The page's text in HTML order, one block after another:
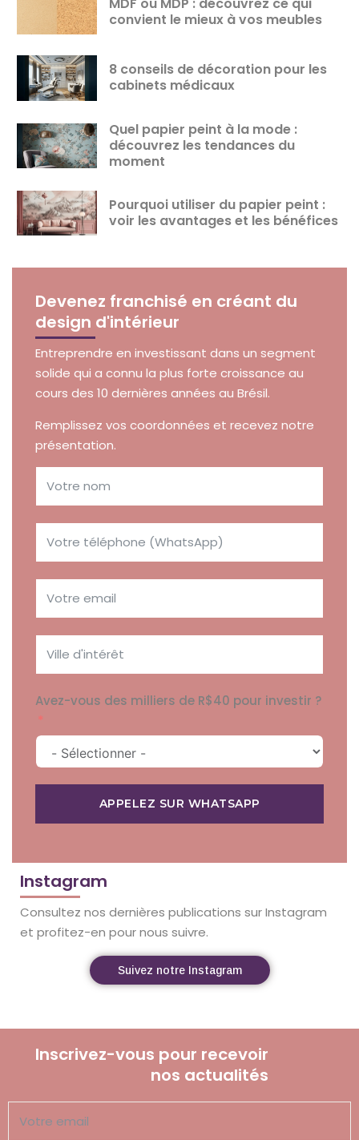
Devenez franchisé en créant du
design d'intérieur
Entreprendre en investissant dans un segment
solide qui a connu la plus forte croissance au
cours des 10 dernières années au Brésil.
Remplissez vos coordonnées et recevez notre
présentation.
Avez-vous des milliers de R$40 pour investir ?
APPELEZ SUR WHATSAPP
Instagram
Consultez nos dernières publications sur Instagram
et profitez-en pour nous suivre.
Suivez notre Instagram
convient le mieux à vos meubles
8 conseils de décoration pour les
cabinets médicaux
Quel papier peint à la mode :
découvrez les tendances du
moment
Pourquoi utiliser du papier peint :
voir les avantages et les bénéfices
Inscrivez-vous pour recevoir
nos actualités